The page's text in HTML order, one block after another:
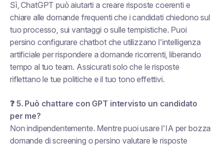
Sì, ChatGPT può aiutarti a creare risposte coerenti e
chiare alle domande frequenti che i candidati chiedono sul
tuo processo, sui vantaggi o sulle tempistiche. Puoi
persino configurare chatbot che utilizzano l'intelligenza
artificiale per rispondere a domande ricorrenti, liberando
tempo al tuo team. Assicurati solo che le risposte
riflettano le tue politiche e il tuo tono effettivi.
❓ 5. Può chattare con GPT intervisto un candidato
per me?
Non indipendentemente. Mentre puoi usare l'IA per bozza
domande di screening o persino valutare le risposte